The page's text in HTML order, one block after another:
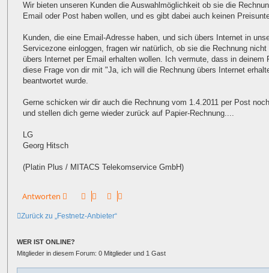
Wir bieten unseren Kunden die Auswahlmöglichkeit ob sie die
Email oder Post haben wollen, und es gibt dabei auch keinen
Kunden, die eine Email-Adresse haben, und sich übers Internet in
Servicezone einloggen, fragen wir natürlich, ob sie die Rechnung nicht
übers Internet per Email erhalten wollen. Ich vermute, dass in deinem
diese Frage von dir mit "Ja, ich will die Rechnung übers Internet
beantwortet wurde.
Gerne schicken wir dir auch die Rechnung vom 1.4.2011 per Post
und stellen dich gerne wieder zurück auf Papier-Rechnung....
LG
Georg Hitsch
(Platin Plus / MITACS Telekomservice GmbH)
Antworten
Zurück zu „Festnetz-Anbieter“
WER IST ONLINE?
Mitglieder in diesem Forum: 0 Mitglieder und 1 Gast